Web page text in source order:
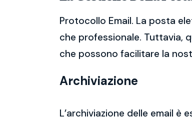
Protocollo Email. La posta
che professionale. Tuttavia,
che possono facilitare la
Archiviazione
L’archiviazione delle email